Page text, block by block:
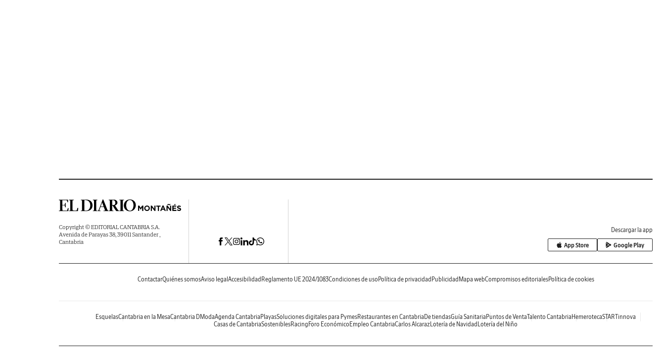
Copyright © EDITORIAL CANTABRIA S.A.
Avenida de Parayas 38, 39011 Santander ,
Cantabria
Descargar la app
App Store Google Play
ContactarQuiénes somosAviso legal Accesibilidad Reglamento UE 2024/1083Condiciones de uso Política de privacidad Publicidad Mapa webCompromisos editorialesPolítica de cookies
EsquelasCantabria en la MesaCantabria DModaAgenda Cantabria PlayasSoluciones digitales para PymesRestaurantes en Cantabria De tiendasGuía Sanitaria Puntos de VentaTalento Cantabria HemerotecaSTARTinnova
Casas de CantabriaSosteniblesRacing Foro Económico Empleo CantabriaCarlos AlcarazLotería de Navidad Lotería del Niño